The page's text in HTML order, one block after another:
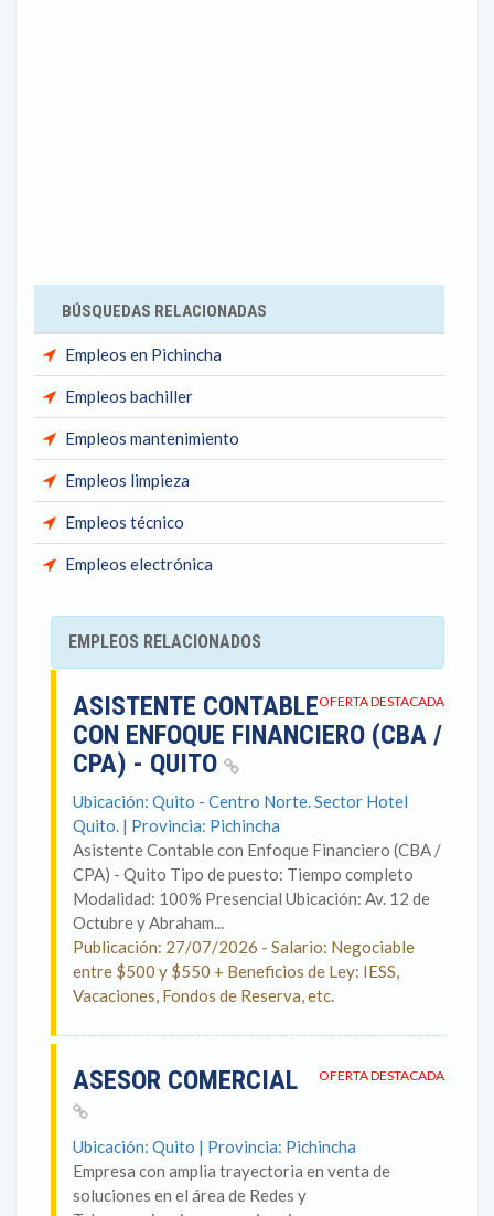
BÚSQUEDAS RELACIONADAS
Empleos en Pichincha
Empleos bachiller
Empleos mantenimiento
Empleos limpieza
Empleos técnico
Empleos electrónica
EMPLEOS RELACIONADOS
OFERTA DESTACADA
ASISTENTE CONTABLE
CON ENFOQUE FINANCIERO (CBA /
CPA) - QUITO
Ubicación: Quito - Centro Norte. Sector Hotel
Quito. | Provincia: Pichincha
Asistente Contable con Enfoque Financiero (CBA /
CPA) - Quito Tipo de puesto: Tiempo completo
Modalidad: 100% Presencial Ubicación: Av. 12 de
Octubre y Abraham...
Publicación: 27/07/2026 - Salario: Negociable
entre $500 y $550 + Beneficios de Ley: IESS,
Vacaciones, Fondos de Reserva, etc.
OFERTA DESTACADA
ASESOR COMERCIAL
Ubicación: Quito | Provincia: Pichincha
Empresa con amplia trayectoria en venta de
soluciones en el área de Redes y